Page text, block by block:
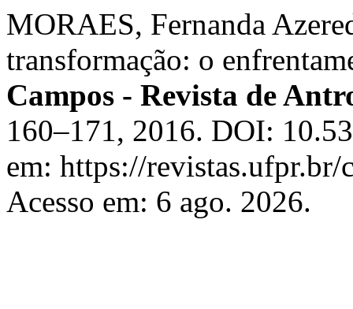
MORAES, Fernanda
transformação: o
Campos - Revista de
160–171, 2016. DOI:
em: https://
Acesso em: 6 ago. 2026.